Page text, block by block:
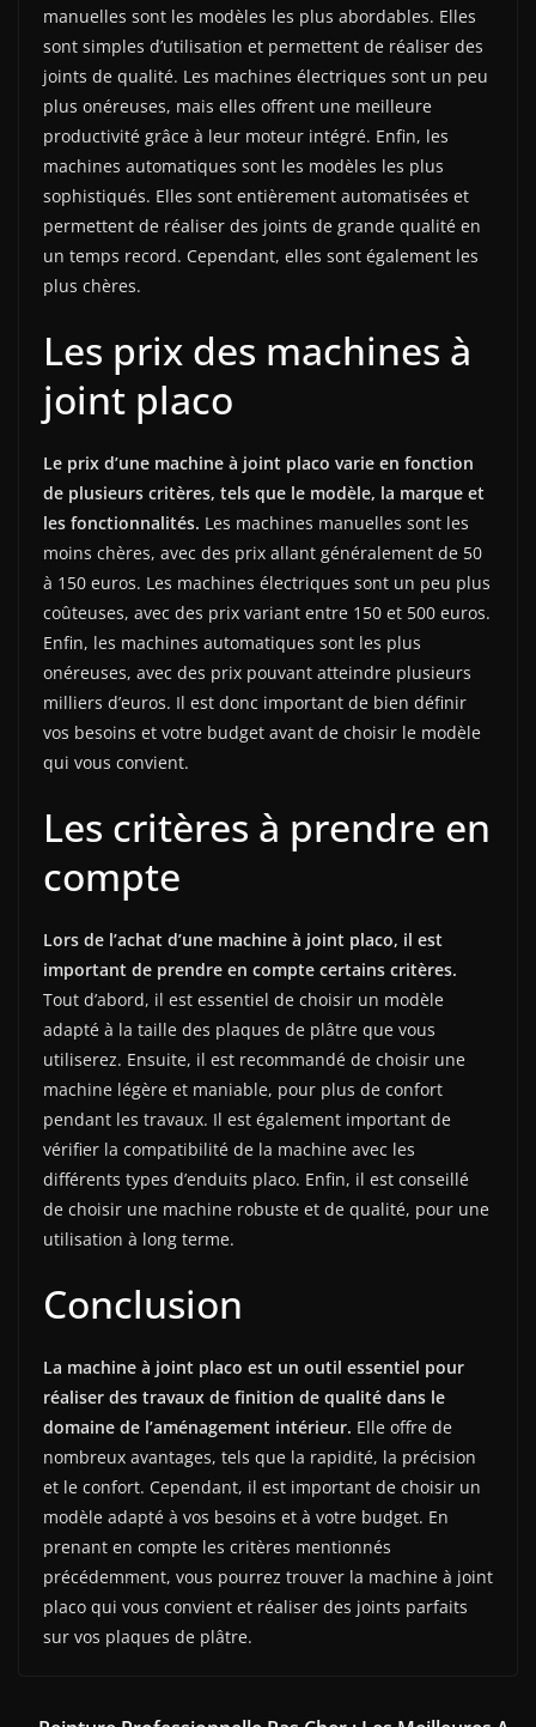
manuelles sont les modèles les plus abordables. Elles
sont simples d’utilisation et permettent de réaliser des
joints de qualité. Les machines électriques sont un peu
plus onéreuses, mais elles offrent une meilleure
productivité grâce à leur moteur intégré. Enfin, les
machines automatiques sont les modèles les plus
sophistiqués. Elles sont entièrement automatisées et
permettent de réaliser des joints de grande qualité en
un temps record. Cependant, elles sont également les
plus chères.
Les prix des machines à
joint placo
Le prix d’une machine à joint placo varie en fonction
de plusieurs critères, tels que le modèle, la marque et
les fonctionnalités. Les machines manuelles sont les
moins chères, avec des prix allant généralement de 50
à 150 euros. Les machines électriques sont un peu plus
coûteuses, avec des prix variant entre 150 et 500 euros.
Enfin, les machines automatiques sont les plus
onéreuses, avec des prix pouvant atteindre plusieurs
milliers d’euros. Il est donc important de bien définir
vos besoins et votre budget avant de choisir le modèle
qui vous convient.
Les critères à prendre en
compte
Lors de l’achat d’une machine à joint placo, il est
important de prendre en compte certains critères.
Tout d’abord, il est essentiel de choisir un modèle
adapté à la taille des plaques de plâtre que vous
utiliserez. Ensuite, il est recommandé de choisir une
machine légère et maniable, pour plus de confort
pendant les travaux. Il est également important de
vérifier la compatibilité de la machine avec les
différents types d’enduits placo. Enfin, il est conseillé
de choisir une machine robuste et de qualité, pour une
utilisation à long terme.
Conclusion
La machine à joint placo est un outil essentiel pour
réaliser des travaux de finition de qualité dans le
domaine de l’aménagement intérieur. Elle offre de
nombreux avantages, tels que la rapidité, la précision
et le confort. Cependant, il est important de choisir un
modèle adapté à vos besoins et à votre budget. En
prenant en compte les critères mentionnés
précédemment, vous pourrez trouver la machine à joint
placo qui vous convient et réaliser des joints parfaits
sur vos plaques de plâtre.